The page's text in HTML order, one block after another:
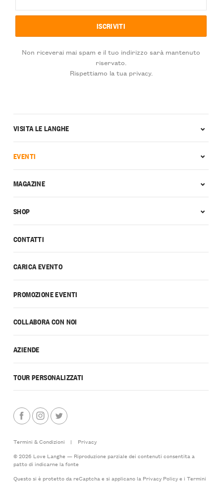
Non riceverai mai spam e il tuo indirizzo sarà mantenuto
riservato.
Rispettiamo la tua privacy.
CONTATTI
CARICA EVENTO
PROMOZIONE EVENTI
COLLABORA CON NOI
AZIENDE
TOUR PERSONALIZZATI
VISITA LE LANGHE
EVENTI
MAGAZINE
SHOP
Termini & Condizioni |
Privacy
© 2026 Love Langhe — Riproduzione parziale dei contenuti consentita a
patto di indicarne la fonte
Questo si è protetto da reCaptcha e si applicano la Privacy Policye i Termini